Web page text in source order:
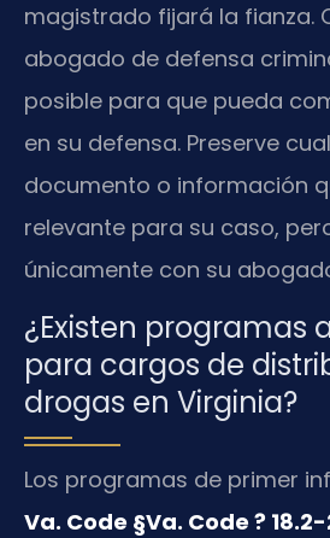
magistrado fijará la fianza.
abogado de defensa
posible para que pueda
en su defensa. Preserve
documento o información
relevante para su caso,
únicamente con su
¿Existen programas
para cargos de
drogas en Virginia?
Los programas de primer
Va. Code §Va. Code ? 18.2-